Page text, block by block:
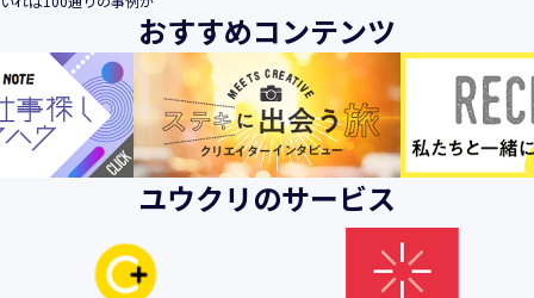
おすすめコンテンツ
ユウクリのサービス